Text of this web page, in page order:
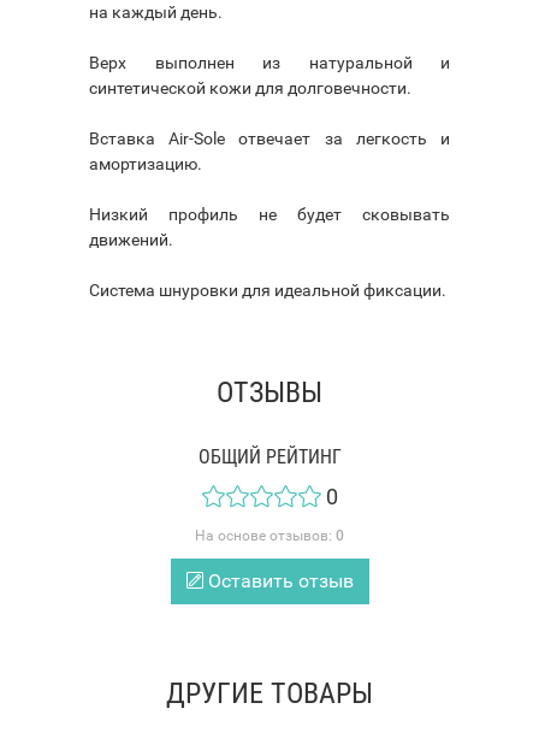
на каждый день.
Верх выполнен из натуральной и
синтетической кожи для долговечности.
Вставка Air-Sole отвечает за легкость и
амортизацию.
Низкий профиль не будет сковывать
движений.
Система шнуровки для идеальной фиксации.
ОТЗЫВЫ
ОБЩИЙ РЕЙТИНГ
0
На основе отзывов: 0
Оставить отзыв
ДРУГИЕ ТОВАРЫ